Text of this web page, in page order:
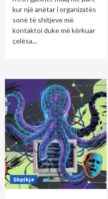
kur një anëtar i organizatës
sonë të shitjeve më
kontaktoi duke më kërkuar
çelësa...
Shpikje